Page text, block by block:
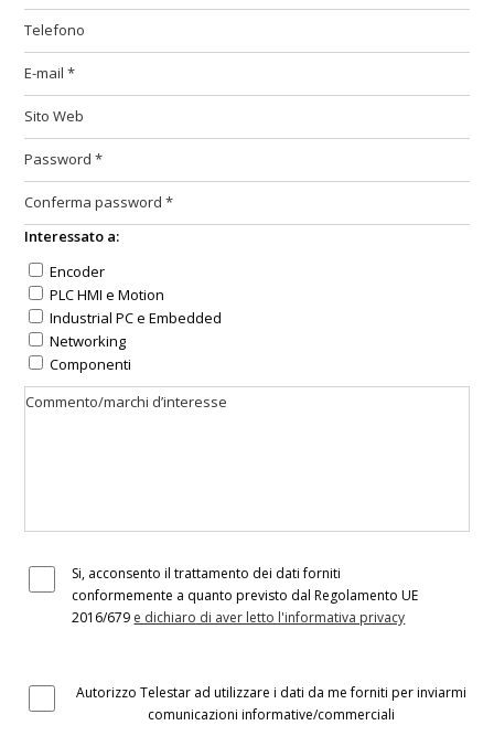
Interessato a:
Encoder
PLC HMI e Motion
Industrial PC e Embedded
Networking
Componenti
Si, acconsento il trattamento dei dati forniti
conformemente a quanto previsto dal Regolamento UE
2016/679 e dichiaro di aver letto l'informativa privacy
Autorizzo Telestar ad utilizzare i dati da me forniti per inviarmi
comunicazioni informative/commerciali